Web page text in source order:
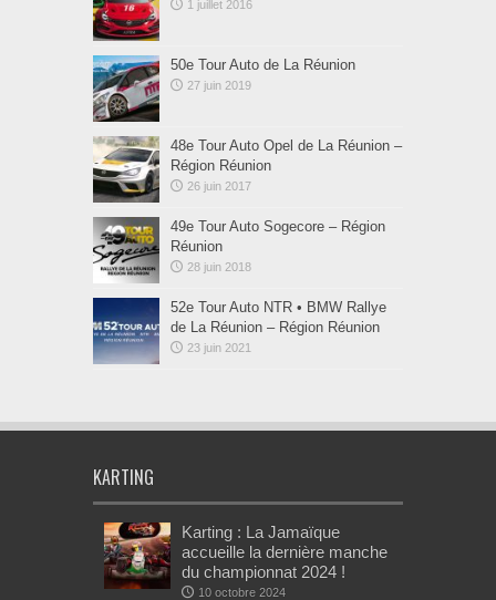
1 juillet 2016
50e Tour Auto de La Réunion
27 juin 2019
48e Tour Auto Opel de La Réunion –
Région Réunion
26 juin 2017
49e Tour Auto Sogecore – Région
Réunion
28 juin 2018
52e Tour Auto NTR • BMW Rallye
de La Réunion – Région Réunion
23 juin 2021
KARTING
Karting : La Jamaïque
accueille la dernière manche
du championnat 2024 !
10 octobre 2024